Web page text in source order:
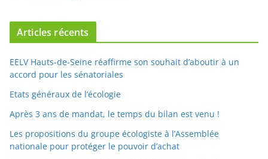
Articles récents
EELV Hauts-de-Seine réaffirme son souhait d’aboutir à un
accord pour les sénatoriales
Etats généraux de l’écologie
Après 3 ans de mandat, le temps du bilan est venu !
Les propositions du groupe écologiste à l’Assemblée
nationale pour protéger le pouvoir d’achat